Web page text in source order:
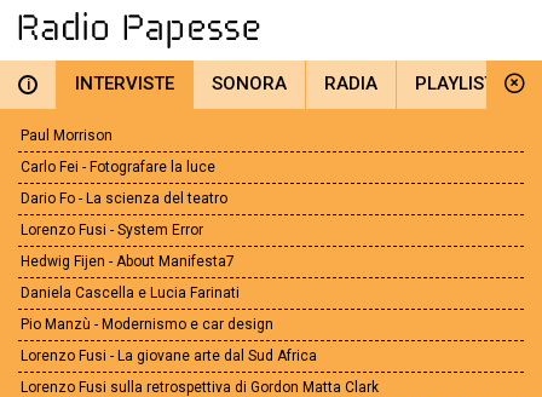
i INTERVISTE SONORA RADIA PLAYLIST
Paul Morrison
Carlo Fei - Fotografare la luce
Dario Fo - La scienza del teatro
Lorenzo Fusi - System Error
Hedwig Fijen - About Manifesta7
Daniela Cascella e Lucia Farinati
Pio Manzù - Modernismo e car design
Lorenzo Fusi - La giovane arte dal Sud Africa
Lorenzo Fusi sulla retrospettiva di Gordon Matta Clark